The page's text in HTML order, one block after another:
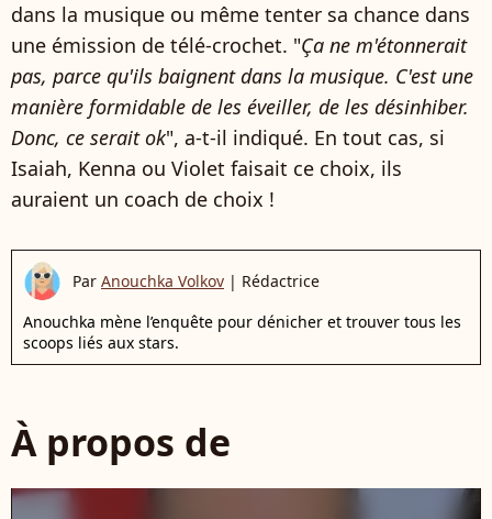
dans la musique ou même tenter sa chance dans
une émission de télé-crochet. "Ça ne m'étonnerait
pas, parce qu'ils baignent dans la musique. C'est une
manière formidable de les éveiller, de les désinhiber.
Donc, ce serait ok", a-t-il indiqué. En tout cas, si
Isaiah, Kenna ou Violet faisait ce choix, ils
auraient un coach de choix !
Par Anouchka Volkov | Rédactrice
Anouchka mène l’enquête pour dénicher et trouver tous les
scoops liés aux stars.
À propos de